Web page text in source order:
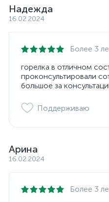
Надежда
16.02.2024
Более 3
горелка в отличном
проконсультировали
большое за
Поддерживаю
Арина
16.02.2024
Более 3